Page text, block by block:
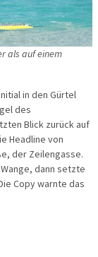
als auf einem
in den Gürtel
des
Blick zurück auf
Headline von
der Zeilengasse.
dann setzte
Copy warnte das